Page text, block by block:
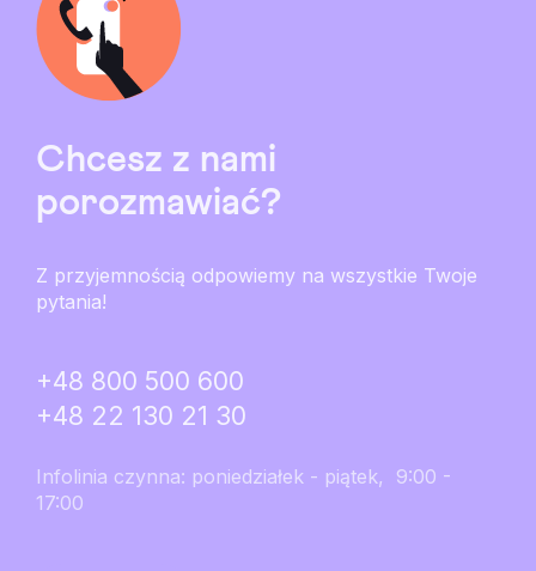
Chcesz z nami
porozmawiać?
Z przyjemnością odpowiemy na wszystkie Twoje
pytania!
+48 800 500 600
+48 22 130 21 30
Infolinia czynna: poniedziałek - piątek, 9:00 -
17:00